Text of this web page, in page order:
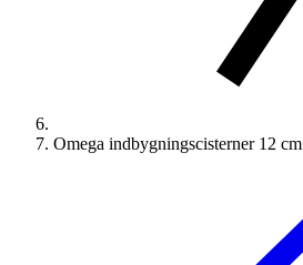
Omega indbygningscisterner 12 cm